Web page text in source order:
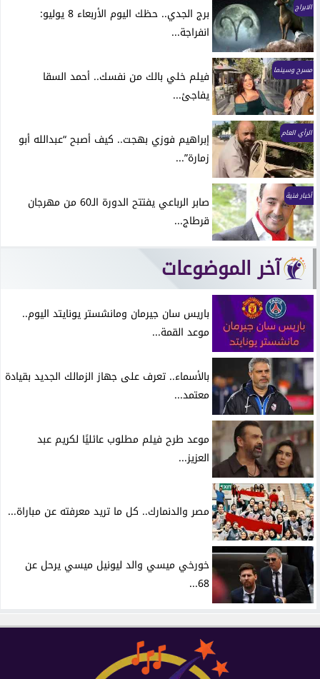
الابراج
برج الجدي.. حظك اليوم الأربعاء 8 يوليو:
انفراجة...
مسرح وسينما
فيلم خلي بالك من نفسك.. أحمد السقا
يفاجئ...
الرأي العام
إبراهيم فوزي بهجت.. كيف أصبح “عبدالله أبو
زمارة”...
أخبار فنية
صابر الرباعي يفتتح الدورة الـ60 من مهرجان
قرطاج...
آخر الموضوعات
باريس سان جيرمان ومانشستر يونايتد اليوم..
موعد القمة...
بالأسماء.. تعرف على جهاز الزمالك الجديد بقيادة
معتمد...
موعد طرح فيلم مطلوب عائليًا لكريم عبد
العزيز...
مصر والدنمارك.. كل ما تريد معرفته عن مباراة...
خورخي ميسي والد ليونيل ميسي يرحل عن
68...